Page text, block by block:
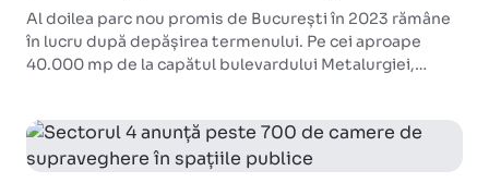
Al doilea parc nou promis de București în 2023 rămâne
în lucru după depășirea termenului. Pe cei aproape
40.000 mp de la capătul bulevardului Metalurgiei,
intrare.